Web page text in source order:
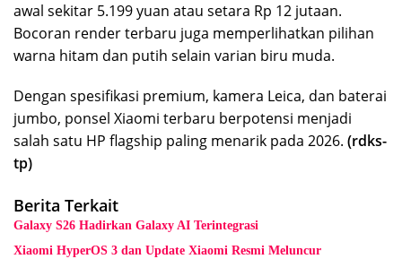
awal sekitar 5.199 yuan atau setara Rp 12 jutaan.
Bocoran render terbaru juga memperlihatkan pilihan
warna hitam dan putih selain varian biru muda.
Dengan spesifikasi premium, kamera Leica, dan baterai
jumbo, ponsel Xiaomi terbaru berpotensi menjadi
salah satu HP flagship paling menarik pada 2026. (rdks-
tp)
Berita Terkait
Galaxy S26 Hadirkan Galaxy AI Terintegrasi
Xiaomi HyperOS 3 dan Update Xiaomi Resmi Meluncur